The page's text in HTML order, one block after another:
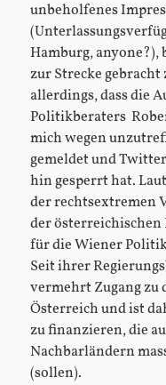
unbeholfenes
Hamburg,
zur Strecke
allerdings, dass die
Politikberaters
mich wegen
gemeldet und
hin gesperrt hat.
der rechtsextremen
der
für die Wiener
Seit ihrer
vermehrt Zugang
Österreich und ist
zu finanzieren, die
Nachbarländern
(sollen).